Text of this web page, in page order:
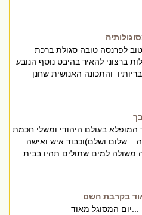
לפרנסה טובה סגולת ברכת
ברצוני להאיר בהיבט נוסף הנובע
והתכונה האנושית שחנן
בעולם היהודי ומשלי חכמת
ושלם)וכבוד איש ואישה
משולה למים שתולים תהיו בבית
בקרבת השם
...יום המסוגל מאוד